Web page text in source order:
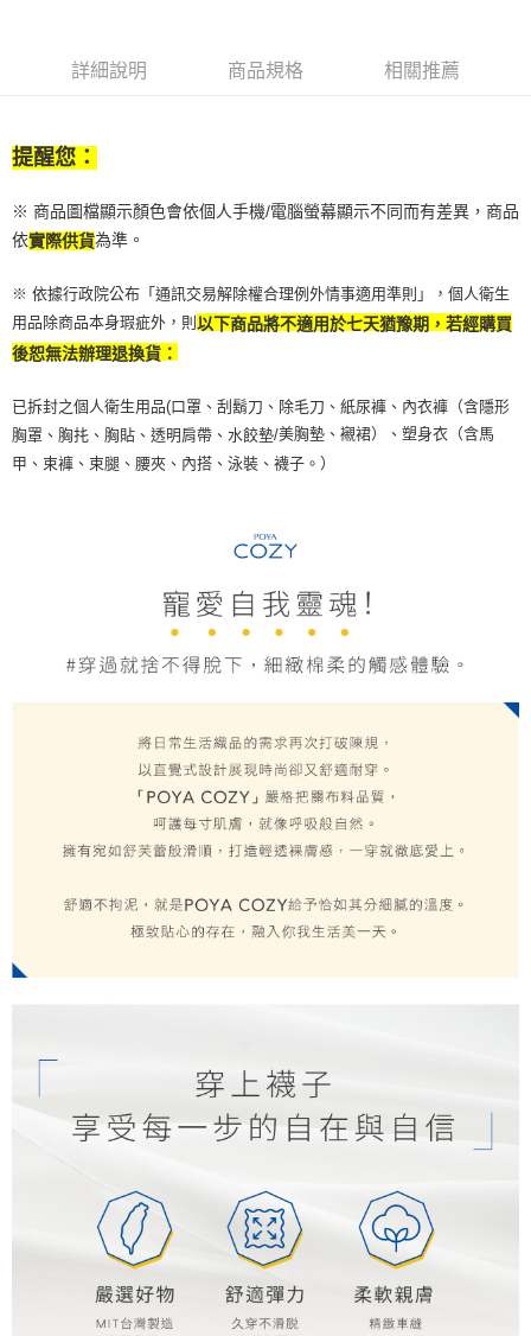
２．關於個人資料處理事宜，請瀏覽以下網址：
任。
時審查核予不同之上限額度；若仍有額度不足之情形，本公司將視審查結果
請求用戶進行身份認證。
５．嚴禁一人註冊多個帳號或使用他人資訊註冊。若發現惡意使用之情形，
每筆NT$65，滿NT$490(含以上)免運費
每筆NT$100，滿NT$790(含以上)免運費
付款後寶雅門市自取(由倉庫統一出貨)
每筆NT$80，滿NT$290(含以上)免運費
詳細說明 商品規格 相關推薦
提醒您：
※ 商品圖檔顯示顏色會依個人手機/電腦螢幕顯示不同而有差異，商品
依實際供貨為準。
※ 依據行政院公布「通訊交易解除權合理例外情事適用準則」，個人衛生
用品除商品本身瑕疵外，則 以下商品將不適用於七天猶豫期，若經購買
後恕無法辦理退換貨：
已拆封之個人衛生用品(口罩、刮鬍刀、除毛刀、紙尿褲、內衣褲（含隱形
胸罩、胸扥、胸貼、透明肩帶、水餃墊/美胸墊、襯裙）、塑身衣（含馬
甲、束褲、束腿、腰夾、內搭、泳裝、襪子。）